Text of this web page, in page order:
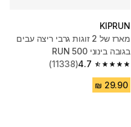
KIPRUN
מארז של 2 זוגות גרבי ריצה עבים
בגובה בינוני RUN 500
4.7
4.7 out of 5 stars from 11338 reviews
(11338)